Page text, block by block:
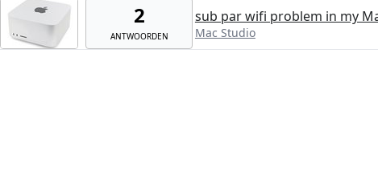
2
ANTWOORDEN
sub par wifi problem in my
Mac Studio